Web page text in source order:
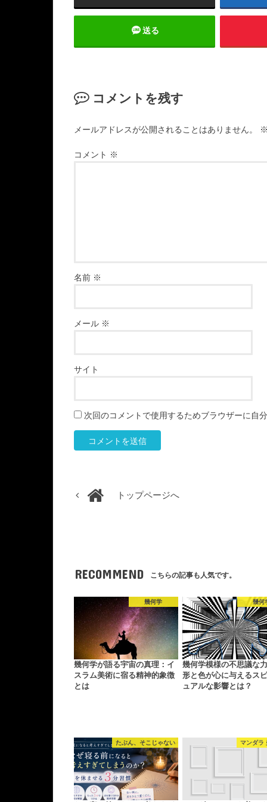
送る
コメントを残す
メールアドレスが公開されることはありません。
コメント ※
名前 ※
メール ※
サイト
次回のコメントで使用するためブラウザーに自
トップページへ
RECOMMEND こちらの記事も人気です。
幾何学
幾何学が語る宇宙の真理：イ
スラム美術に宿る精神的象徴
とは
幾何
幾何学模様の不思議な
形と色が心に与えるス
ュアルな影響とは？
たぶん、そこじゃない マンダラ